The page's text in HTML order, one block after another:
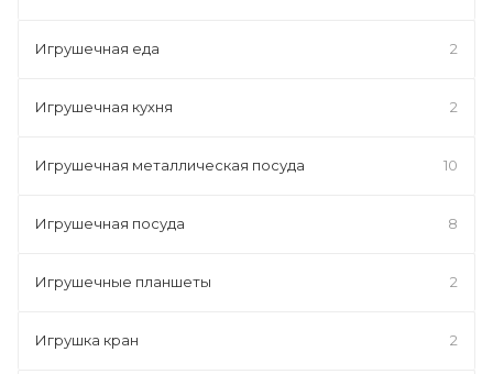
Игрушечная еда 2
Игрушечная кухня 2
Игрушечная металлическая посуда 10
Игрушечная посуда 8
Игрушечные планшеты 2
Игрушка кран 2